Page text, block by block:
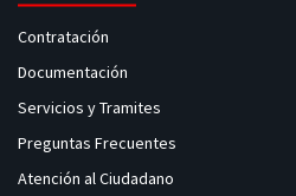
Contratación
Documentación
Servicios y Tramites
Preguntas Frecuentes
Atención al Ciudadano